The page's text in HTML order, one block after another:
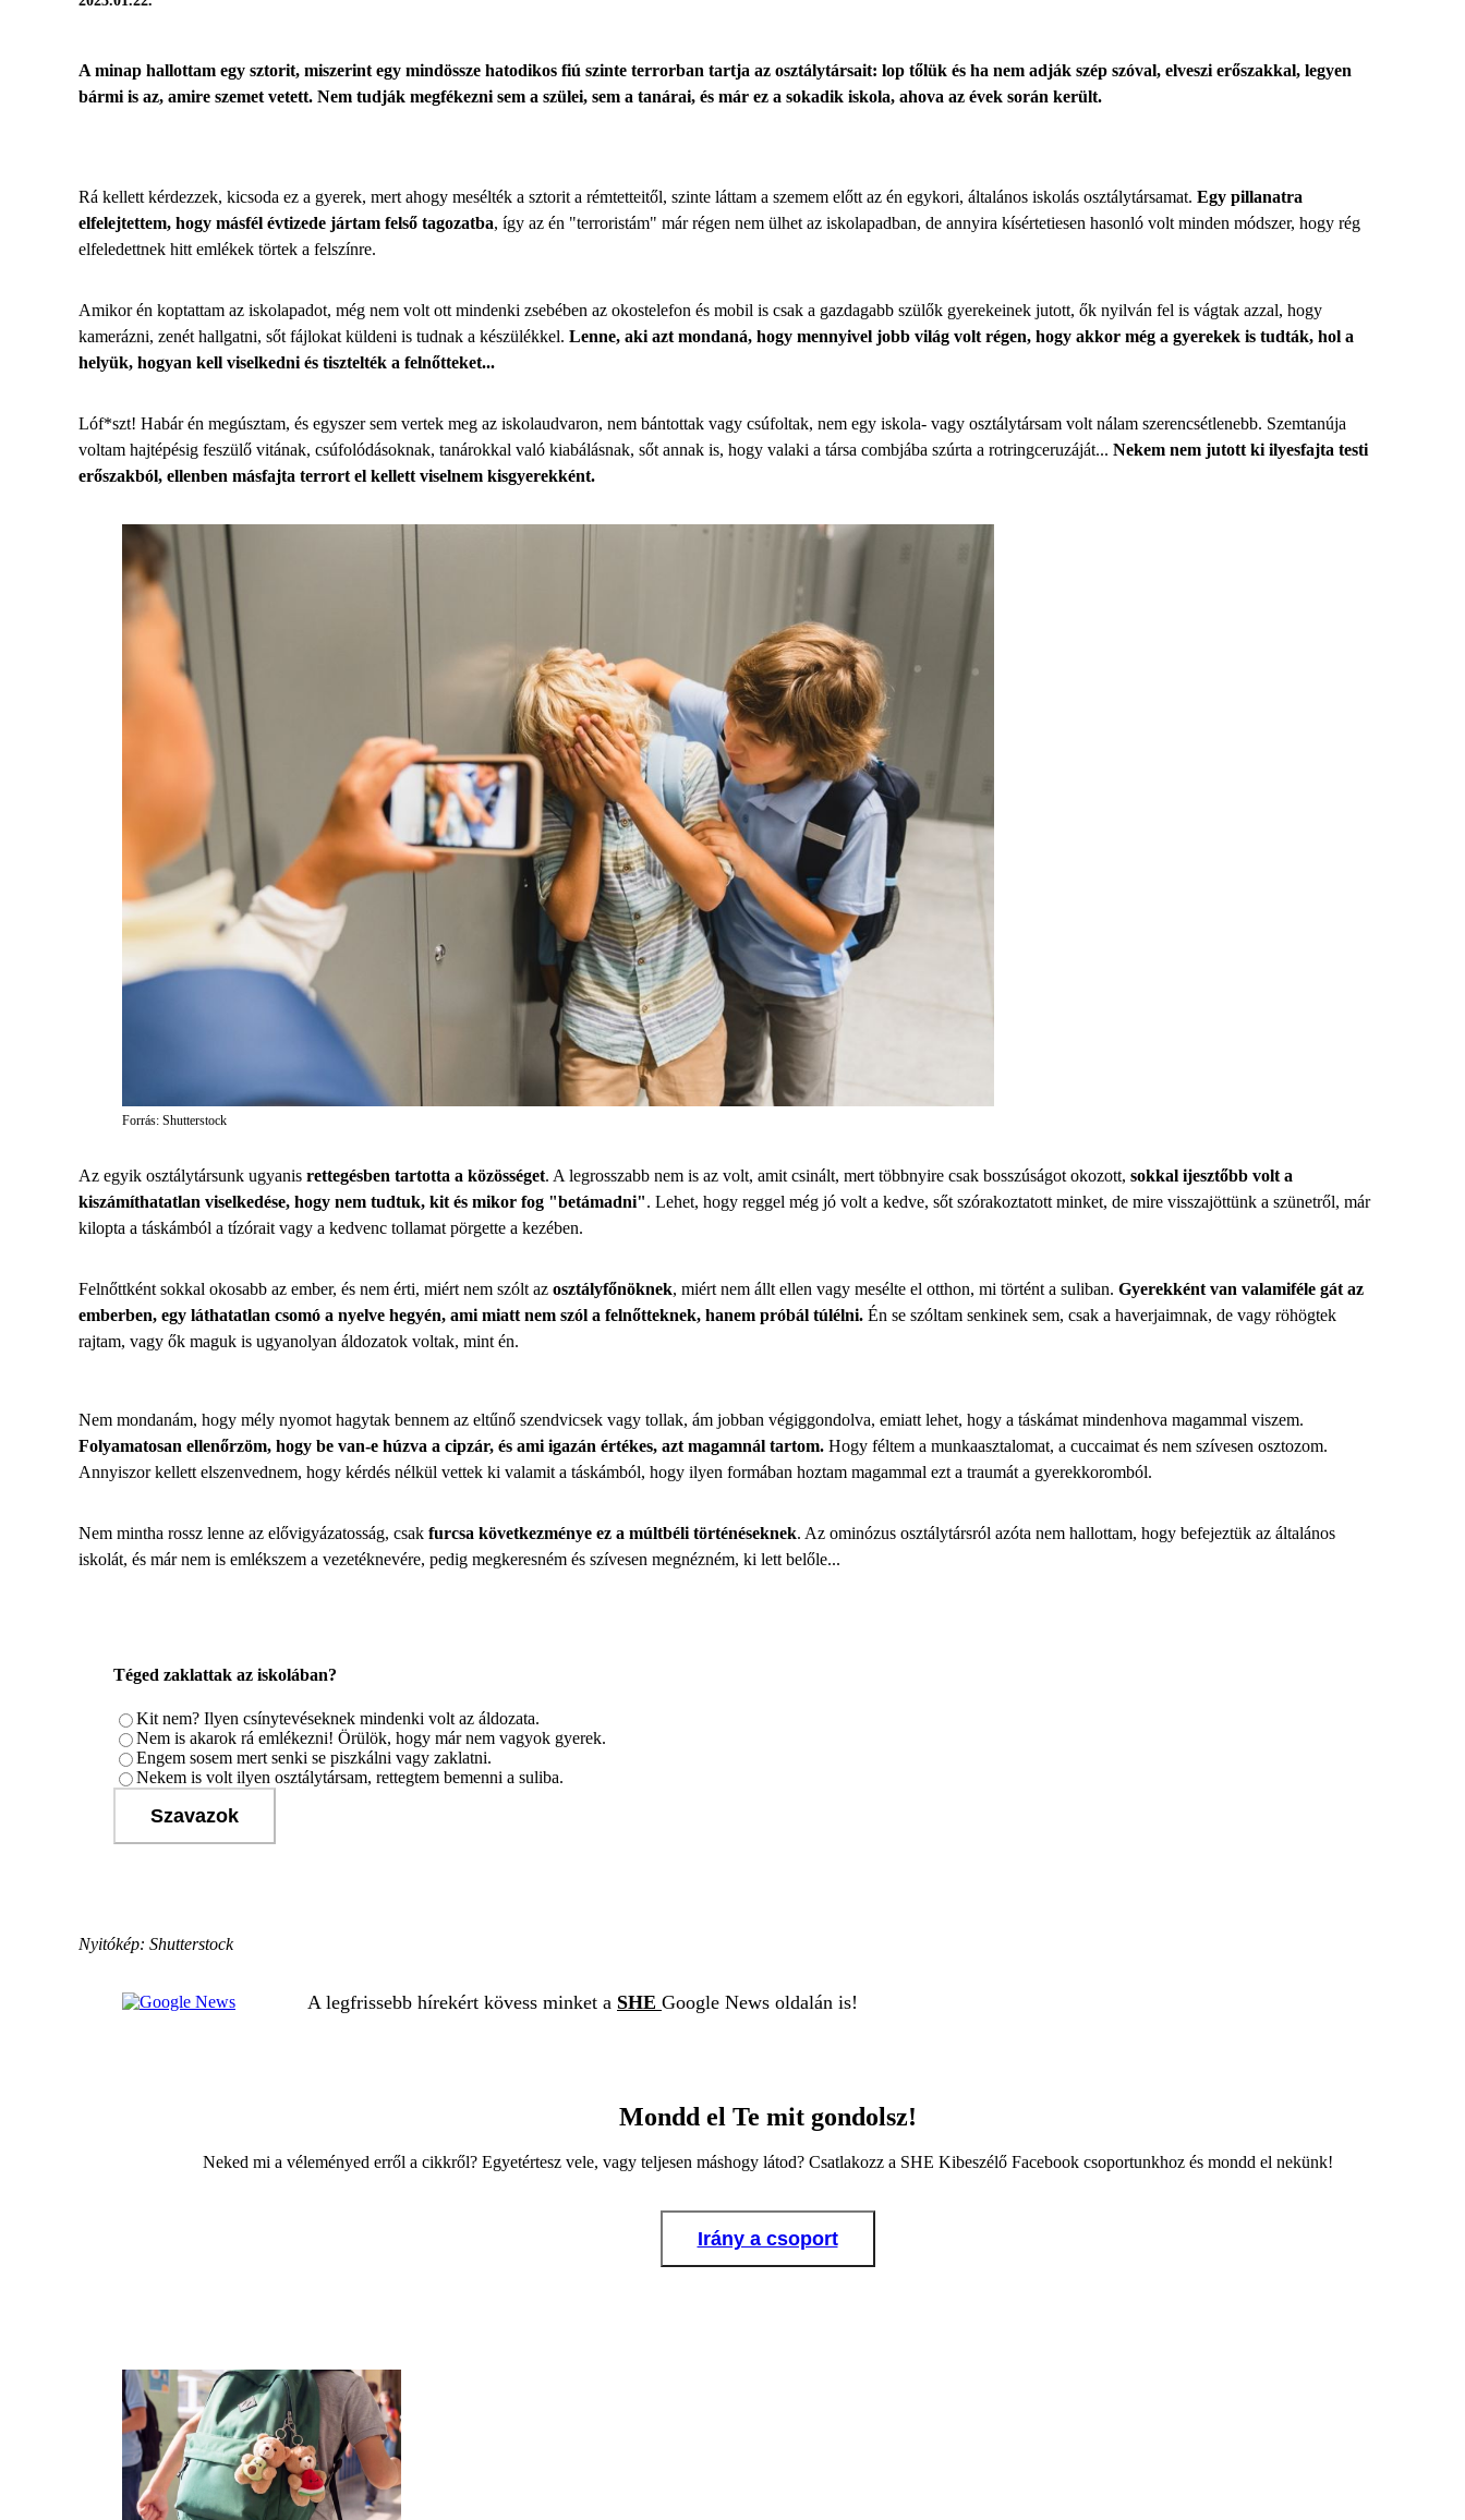
A minap hallottam egy sztorit, miszerint egy mindössze hatodikos fiú szinte terrorban tartja az osztálytársait: lop tőlük és ha nem adják szép szóval, elveszi erőszakkal, legyen
bármi is az, amire szemet vetett. Nem tudják megfékezni sem a szülei, sem a tanárai, és már ez a sokadik iskola, ahova az évek során került.
Rá kellett kérdezzek, kicsoda ez a gyerek, mert ahogy mesélték a sztorit a rémtetteitől, szinte láttam a szemem előtt az én egykori, általános iskolás osztálytársamat. Egy pillanatra
elfelejtettem, hogy másfél évtizede jártam felső tagozatba, így az én "terroristám" már régen nem ülhet az iskolapadban, de annyira kísértetiesen hasonló volt minden módszer, hogy rég
elfeledettnek hitt emlékek törtek a felszínre.
Amikor én koptattam az iskolapadot, még nem volt ott mindenki zsebében az okostelefon és mobil is csak a gazdagabb szülők gyerekeinek jutott, ők nyilván fel is vágtak azzal, hogy
kamerázni, zenét hallgatni, sőt fájlokat küldeni is tudnak a készülékkel. Lenne, aki azt mondaná, hogy mennyivel jobb világ volt régen, hogy akkor még a gyerekek is tudták, hol a
helyük, hogyan kell viselkedni és tisztelték a felnőtteket...
Lóf*szt! Habár én megúsztam, és egyszer sem vertek meg az iskolaudvaron, nem bántottak vagy csúfoltak, nem egy iskola- vagy osztálytársam volt nálam szerencsétlenebb. Szemtanúja
voltam hajtépésig feszülő vitának, csúfolódásoknak, tanárokkal való kiabálásnak, sőt annak is, hogy valaki a társa combjába szúrta a rotringceruzáját... Nekem nem jutott ki ilyesfajta testi
erőszakból, ellenben másfajta terrort el kellett viselnem kisgyerekként.
Forrás: Shutterstock
Az egyik osztálytársunk ugyanis rettegésben tartotta a közösséget. A legrosszabb nem is az volt, amit csinált, mert többnyire csak bosszúságot okozott, sokkal ijesztőbb volt a
kiszámíthatatlan viselkedése, hogy nem tudtuk, kit és mikor fog "betámadni". Lehet, hogy reggel még jó volt a kedve, sőt szórakoztatott minket, de mire visszajöttünk a szünetről, már
kilopta a táskámból a tízórait vagy a kedvenc tollamat pörgette a kezében.
Felnőttként sokkal okosabb az ember, és nem érti, miért nem szólt az osztályfőnöknek, miért nem állt ellen vagy mesélte el otthon, mi történt a suliban. Gyerekként van valamiféle gát az
emberben, egy láthatatlan csomó a nyelve hegyén, ami miatt nem szól a felnőtteknek, hanem próbál túlélni. Én se szóltam senkinek sem, csak a haverjaimnak, de vagy röhögtek
rajtam, vagy ők maguk is ugyanolyan áldozatok voltak, mint én.
Nem mondanám, hogy mély nyomot hagytak bennem az eltűnő szendvicsek vagy tollak, ám jobban végiggondolva, emiatt lehet, hogy a táskámat mindenhova magammal viszem.
Folyamatosan ellenőrzöm, hogy be van-e húzva a cipzár, és ami igazán értékes, azt magamnál tartom. Hogy féltem a munkaasztalomat, a cuccaimat és nem szívesen osztozom.
Annyiszor kellett elszenvednem, hogy kérdés nélkül vettek ki valamit a táskámból, hogy ilyen formában hoztam magammal ezt a traumát a gyerekkoromból.
Nem mintha rossz lenne az elővigyázatosság, csak furcsa következménye ez a múltbéli történéseknek. Az ominózus osztálytársról azóta nem hallottam, hogy befejeztük az általános
iskolát, és már nem is emlékszem a vezetéknevére, pedig megkeresném és szívesen megnézném, ki lett belőle...
Téged zaklattak az iskolában?
Kit nem? Ilyen csínytevéseknek mindenki volt az áldozata.
Nem is akarok rá emlékezni! Örülök, hogy már nem vagyok gyerek.
Engem sosem mert senki se piszkálni vagy zaklatni.
Nekem is volt ilyen osztálytársam, rettegtem bemenni a suliba.
Szavazok
Nyitókép: Shutterstock
A legfrissebb hírekért kövess minket a SHE Google News oldalán is!
Mondd el Te mit gondolsz!
Neked mi a véleményed erről a cikkről? Egyetértesz vele, vagy teljesen máshogy látod? Csatlakozz a SHE Kibeszélő Facebook csoportunkhoz és mondd el nekünk!
Irány a csoport